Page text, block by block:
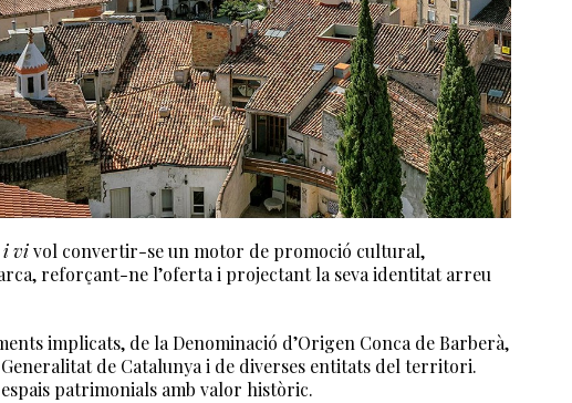
i vivol convertir-se un motor de promoció cultural,
reforçant-ne l’oferta i projectant la seva identitat arreu
implicats, de la Denominació d’Origen Conca de Barberà,
de Catalunya i de diverses entitats del territori.
patrimonials amb valor històric.